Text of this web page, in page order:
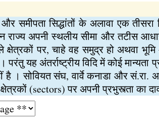
समीपता सिद्धांतों के अलावा एक तीसरा
राज्य अपनी स्थलीय सीमा और तटीस
पर, चाहे वह समुद्र हो अथवा भूमि
यह अंतर्राष्ट्रीय विदि में कोई मान्यता
है । सोवियत संघ, वार्वे कनाडा और
(sectors) पर अपनी प्रभुस्त्ता का